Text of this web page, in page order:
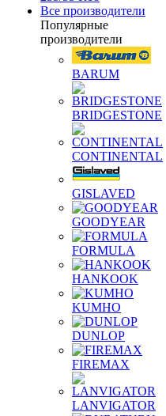
Все производители
Популярные
производители
BARUM
BRIDGESTONE
CONTINENTAL
GISLAVED
GOODYEAR
FORMULA
HANKOOK
KUMHO
DUNLOP
FIREMAX
LANVIGATOR